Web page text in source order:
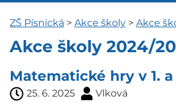
ZŠ Písnická > Akce školy > Akce
Akce školy 2024/
Matematické hry v 1.
25. 6. 2025 Vlková